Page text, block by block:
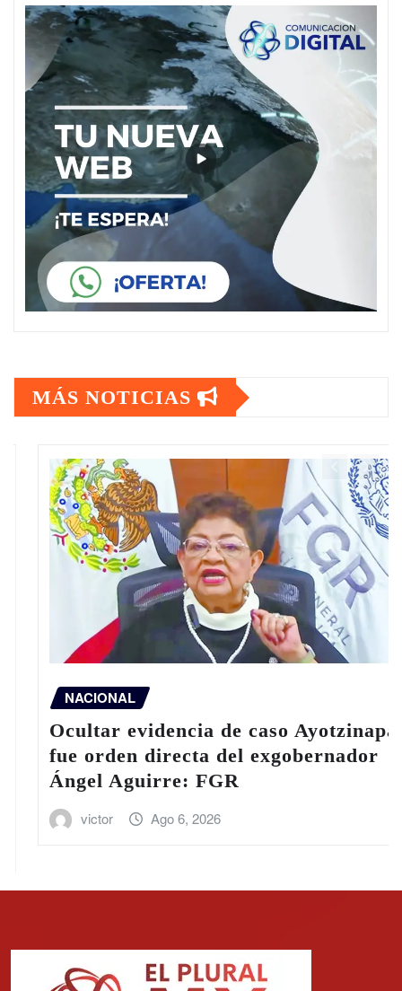
MÁS NOTICIAS
NACIONAL
Ocultar evidencia de caso Ayotzinapa
fue orden directa del exgobernador
Ángel Aguirre: FGR
victor Ago 6, 2026